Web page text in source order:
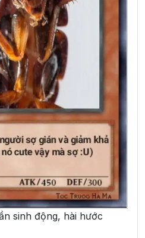
sinh động, hài hước